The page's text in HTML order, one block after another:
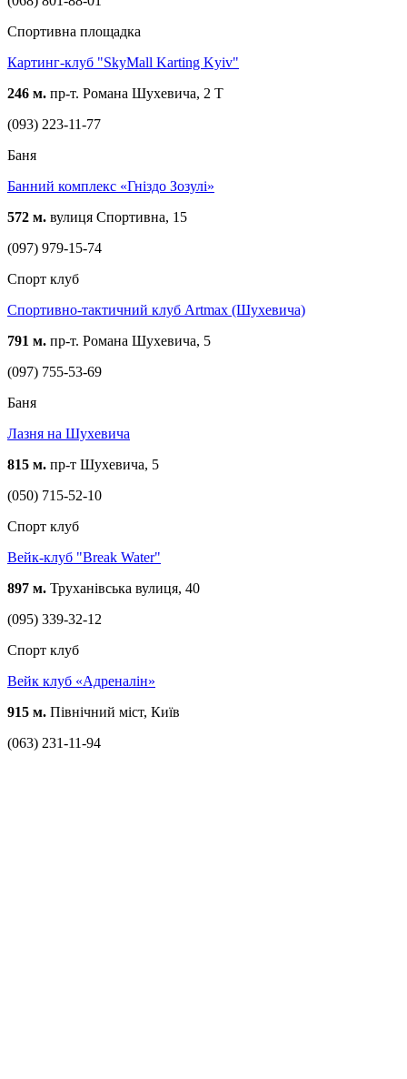
Спортивна площадка
Картинг-клуб "SkyMall Karting Kyiv"
246 м. пр-т. Романа Шухевича, 2 Т
(093) 223-11-77
Баня
Банний комплекс «Гніздо Зозулі»
572 м. вулиця Спортивна, 15
(097) 979-15-74
Спорт клуб
Спортивно-тактичний клуб Artmax (Шухевича)
791 м. пр-т. Романа Шухевича, 5
(097) 755-53-69
Баня
Лазня на Шухевича
815 м. пр-т Шухевича, 5
(050) 715-52-10
Спорт клуб
Вейк-клуб "Break Water"
897 м. Труханівська вулиця, 40
(095) 339-32-12
Спорт клуб
Вейк клуб «Адреналін»
915 м. Північний міст, Київ
(063) 231-11-94